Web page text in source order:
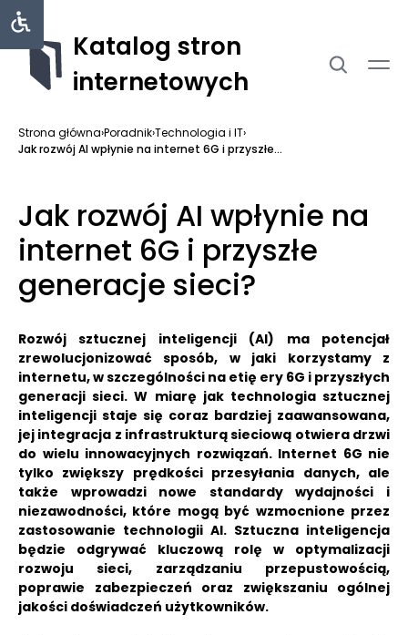
Katalog stron
internetowych
Strona główna›Poradnik›Technologia i IT›
Jak rozwój AI wpłynie na internet 6G i przyszłe...
Jak rozwój AI wpłynie na
internet 6G i przyszłe
generacje sieci?
Rozwój sztucznej inteligencji (AI) ma potencjał
zrewolucjonizować sposób, w jaki korzystamy z
internetu, w szczególności na etię ery 6G i przyszłych
generacji sieci. W miarę jak technologia sztucznej
inteligencji staje się coraz bardziej zaawansowana,
jej integracja z infrastrukturą sieciową otwiera drzwi
do wielu innowacyjnych rozwiązań. Internet 6G nie
tylko zwiększy prędkości przesyłania danych, ale
także wprowadzi nowe standardy wydajności i
niezawodności, które mogą być wzmocnione przez
zastosowanie technologii AI. Sztuczna inteligencja
będzie odgrywać kluczową rolę w optymalizacji
rozwoju sieci, zarządzaniu przepustowością,
poprawie zabezpieczeń oraz zwiększaniu ogólnej
jakości doświadczeń użytkowników.